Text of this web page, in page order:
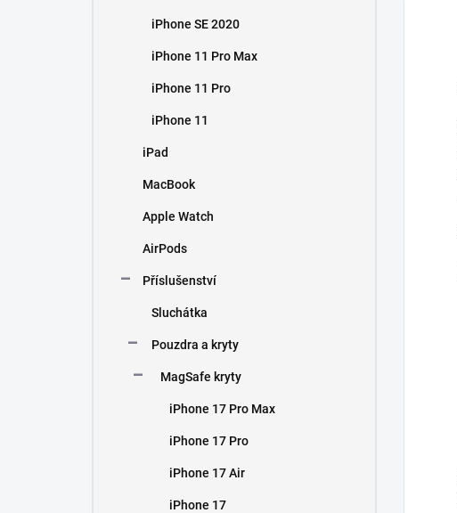
iPhone SE 2020
iPhone 11 Pro Max
iPhone 11 Pro
iPhone 11
iPad
MacBook
Apple Watch
AirPods
Příslušenství
Sluchátka
Pouzdra a kryty
MagSafe kryty
iPhone 17 Pro Max
iPhone 17 Pro
iPhone 17 Air
iPhone 17